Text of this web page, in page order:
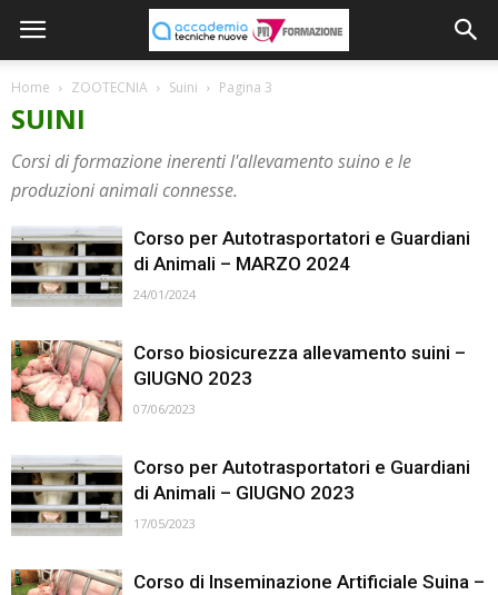
Home ZOOTECNIA Suini Pagina 3
SUINI
Corsi di formazione inerenti l'allevamento suino e le
produzioni animali connesse.
Corso per Autotrasportatori e Guardiani
di Animali – MARZO 2024
24/01/2024
Corso biosicurezza allevamento suini –
GIUGNO 2023
07/06/2023
Corso per Autotrasportatori e Guardiani
di Animali – GIUGNO 2023
17/05/2023
Corso di Inseminazione Artificiale Suina –